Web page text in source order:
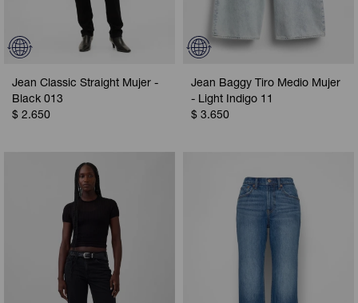
Jean Classic Straight Mujer -
Black 013
$ 2.650
Jean Baggy Tiro Medio Mujer
- Light Indigo 11
$ 3.650